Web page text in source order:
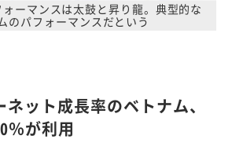
ーマンスは太鼓と昇り龍。典型的な
のパフォーマンスだという
ット成長率のベトナム、
％が利用